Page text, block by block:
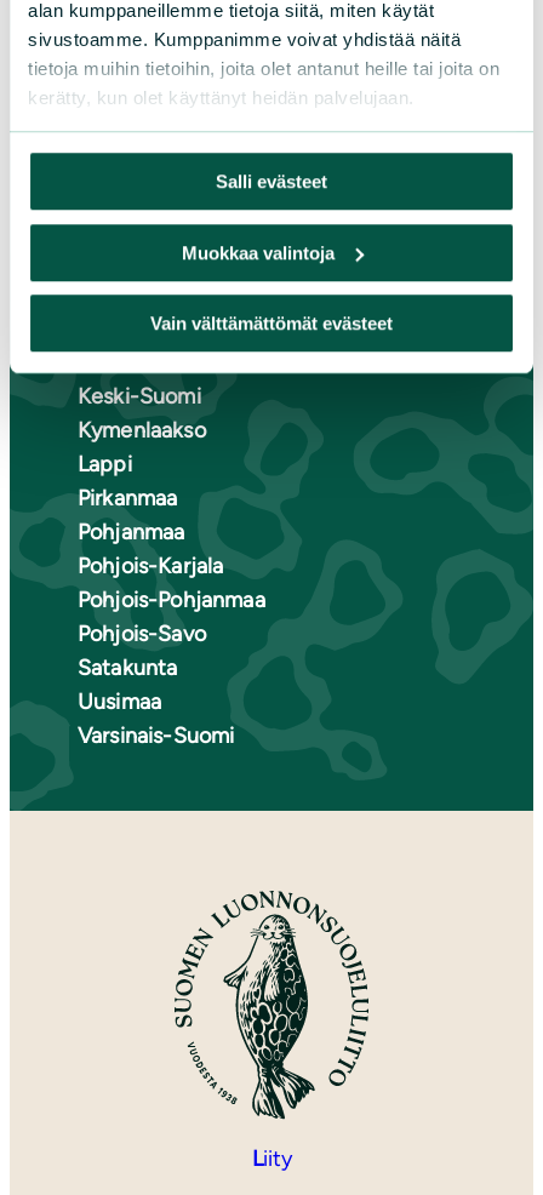
alan kumppaneillemme tietoja siitä, miten käytät
sivustoamme. Kumppanimme voivat yhdistää näitä
tietoja muihin tietoihin, joita olet antanut heille tai joita on
kerätty, kun olet käyttänyt heidän palvelujaan.
Salli evästeet
Muokkaa valintoja
Vain välttämättömät evästeet
LIITY JÄSENEKSI
Suomen luonnonsuojeluliiton
Etelä-Häme
Etelä-Karjala
Etelä-Savo
Keski-Suomi
Kymenlaakso
Lappi
Pirkanmaa
Pohjanmaa
Pohjois-Karjala
Pohjois-Pohjanmaa
Pohjois-Savo
Satakunta
Uusimaa
Varsinais-Suomi
Liity